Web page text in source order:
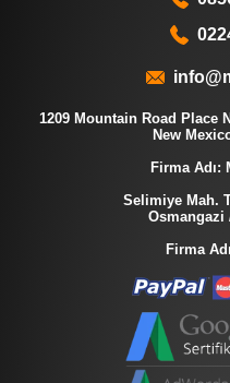
1209 Mountain Road Place
New
Firma Adı:
Selimiye Mah.
Osmangazi
Firma